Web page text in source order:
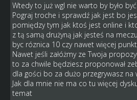
Wtedy to już wgl nie warto by było
Pograj troche i sprawdź jak jest bo
pomiędzy tym jak ktoś jest online i
z tą samą drużyną jak jesteś na
byc róznica 10 czy nawet więcej
Nawet jeśli załóżmy ze Twoja
to za chwile będziesz proponował
dla gości bo za dużo przegrywasz na
Jak dla mnie nie ma co tu więcej
temat